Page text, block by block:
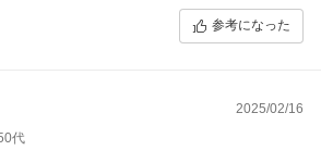
参考になった
2025/02/16
代